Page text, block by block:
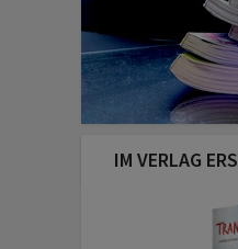
IM VERLAG